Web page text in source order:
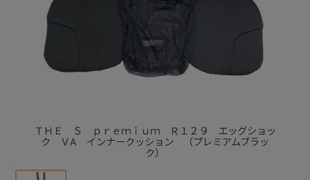
ＴＨＥ Ｓ ｐｒｅｍｉｕｍ Ｒ１２９ エッグショッ
ク ＶA インナークッション （プレミアムブラッ
ク）